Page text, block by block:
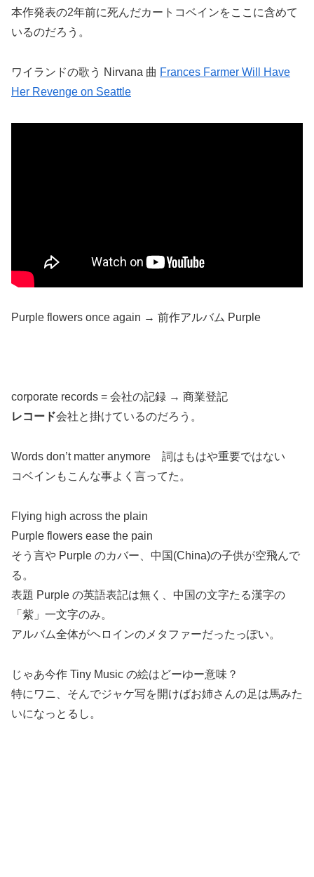
本作発表の2年前に死んだカートコベインをここに含めて
いるのだろう。
ワイランドの歌う Nirvana 曲 Frances Farmer Will Have
Her Revenge on Seattle
Purple flowers once again → 前作アルバム Purple
corporate records = 会社の記録 → 商業登記
レコード会社と掛けているのだろう。
Words don’t matter anymore 詞はもはや重要ではない
コベインもこんな事よく言ってた。
Flying high across the plain
Purple flowers ease the pain
そう言や Purple のカバー、中国(China)の子供が空飛んで
る。
表題 Purple の英語表記は無く、中国の文字たる漢字の
「紫」一文字のみ。
アルバム全体がヘロインのメタファーだったっぽい。
じゃあ今作 Tiny Music の絵はどーゆー意味？
特にワニ、そんでジャケ写を開けばお姉さんの足は馬みた
いになっとるし。